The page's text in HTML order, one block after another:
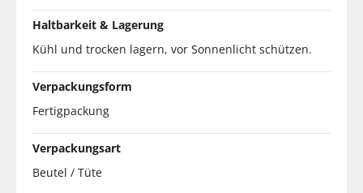
Haltbarkeit & Lagerung
Kühl und trocken lagern, vor Sonnenlicht schützen.
Verpackungsform
Fertigpackung
Verpackungsart
Beutel / Tüte